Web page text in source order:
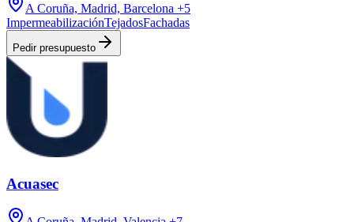
A Coruña, Madrid, Barcelona +5
ImpermeabilizaciónTejadosFachadas
Pedir presupuesto
Acuasec